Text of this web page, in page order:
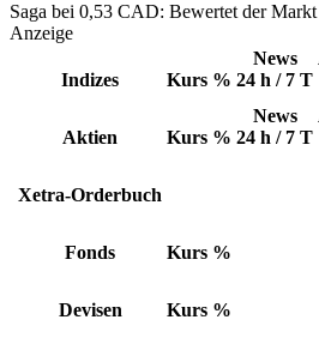
Saga bei 0,53 CAD: Bewertet der
Anzeige
Indizes Kurs %
News
24 h / 7 T
Aktien Kurs %
News
24 h / 7 T
Xetra-Orderbuch
Fonds Kurs %
Devisen Kurs %